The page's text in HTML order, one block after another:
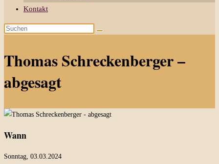
Kontakt
Diese
Thomas Schreckenberger –
abgesagt
Wann
Sonntag, 03.03.2024